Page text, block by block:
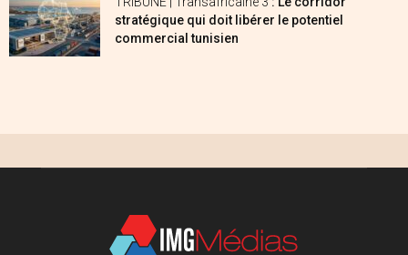
stratégique qui doit libérer le potentiel
commercial tunisien